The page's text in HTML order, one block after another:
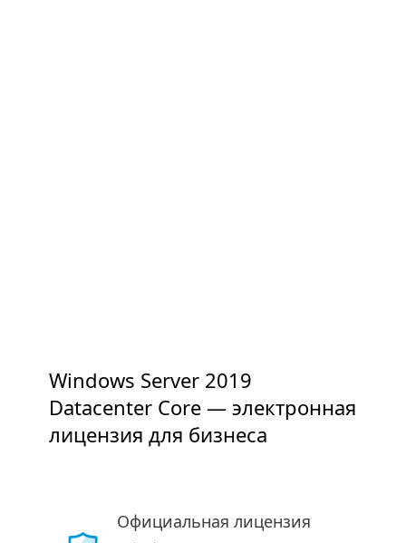
Windows Server 2019
Datacenter Core — электронная
лицензия для бизнеса
Официальная лицензия